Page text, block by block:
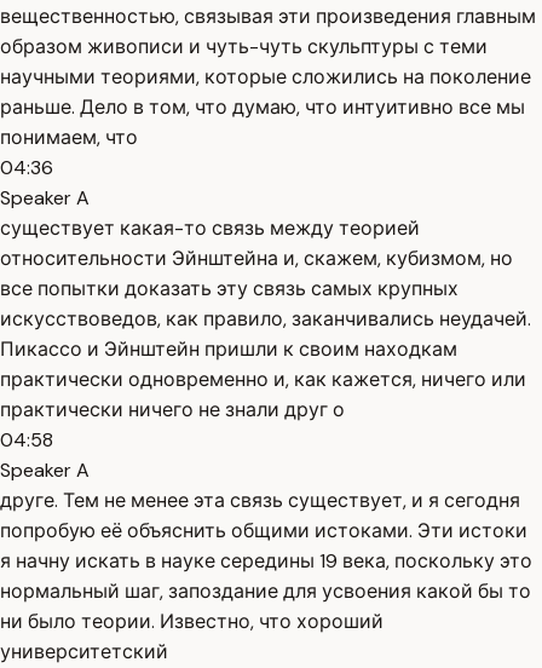
вещественностью, связывая эти произведения главным
образом живописи и чуть-чуть скульптуры с теми
научными теориями, которые сложились на поколение
раньше. Дело в том, что думаю, что интуитивно все мы
понимаем, что
04:36
Speaker A
существует какая-то связь между теорией
относительности Эйнштейна и, скажем, кубизмом, но
все попытки доказать эту связь самых крупных
искусствоведов, как правило, заканчивались неудачей.
Пикассо и Эйнштейн пришли к своим находкам
практически одновременно и, как кажется, ничего или
практически ничего не знали друг о
04:58
Speaker A
друге. Тем не менее эта связь существует, и я сегодня
попробую её объяснить общими истоками. Эти истоки
я начну искать в науке середины 19 века, поскольку это
нормальный шаг, запоздание для усвоения какой бы то
ни было теории. Известно, что хороший
университетский